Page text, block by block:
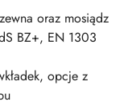
oraz mosiądz
BZ+, EN 1303
opcje z